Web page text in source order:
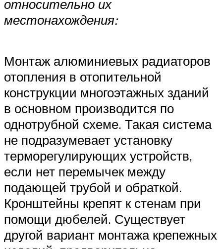
относительно их
местонахождения:
Монтаж алюминиевых радиаторов
отопления в отопительной
конструкции многоэтажных зданий
в основном производится по
однотрубной схеме. Такая система
не подразумевает установку
терморегулирующих устройств,
если нет перемычек между
подающей трубой и обраткой.
Кронштейны крепят к стенам при
помощи дюбелей. Существует
другой вариант монтажа крепежных